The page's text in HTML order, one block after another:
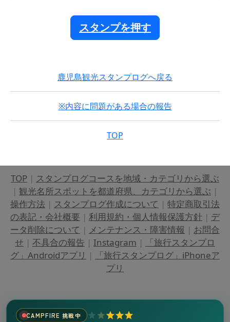
スタンプを押す
鹿児島観光スタンプログへ戻る
※内容に問題がある場合の報告
TOP
TOP | スタンプログコースを地域・カテゴリから選ぶ
| 観光名所スポットを都道府県、カテゴリから選ぶ |
操作方法 | スタンプログ作成について | 特定商取引法
の表記・会社概要 | 利用規約・個人情報保護方針 | デ
ータ削除について | メンテナンス・障害情報 | お問合
せ | 不具合の報告 | Instagram |
「旅行スタンプロ
グ」Androidアプリ |
「旅行スタンプログ」iPhoneア
プリ
CAMPFIRE 挑戦中